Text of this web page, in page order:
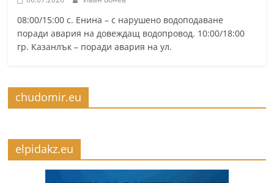
08:00/15:00 с. Енина – с нарушено водоподаване
поради авария на довеждащ водопровод. 10:00/18:00
гр. Казанлък – поради авария на ул.
chudomir.eu
elpidakz.eu